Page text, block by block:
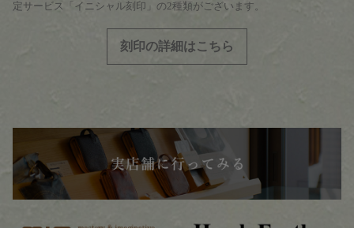
定サービス「イニシャル刻印」の2種類がございます。
刻印の詳細はこちら